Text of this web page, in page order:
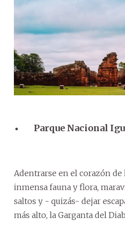
Parque Nacional
Adentrarse en el corazón de
inmensa fauna y flora,
saltos y - quizás- dejar
más alto, la Garganta del